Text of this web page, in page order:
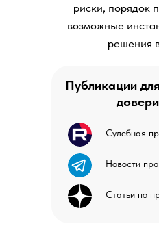
риски, порядок
возможные
решения
Публикации
Статьи по
Новости
Судебная